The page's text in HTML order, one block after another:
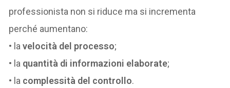
professionista non si riduce ma si incrementa
perché aumentano:
• lavelocità del processo;
• la quantità di informazioni elaborate;
• la complessità del controllo.